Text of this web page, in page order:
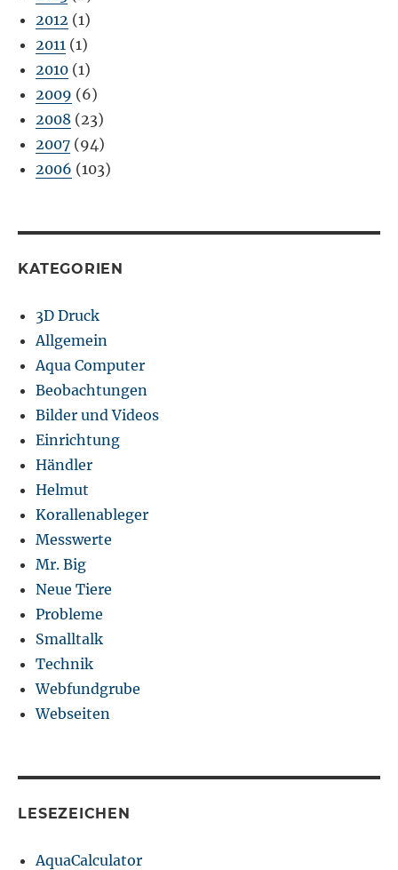
2012 (1)
2011 (1)
2010 (1)
2009 (6)
2008 (23)
2007 (94)
2006 (103)
KATEGORIEN
3D Druck
Allgemein
Aqua Computer
Beobachtungen
Bilder und Videos
Einrichtung
Händler
Helmut
Korallenableger
Messwerte
Mr. Big
Neue Tiere
Probleme
Smalltalk
Technik
Webfundgrube
Webseiten
LESEZEICHEN
AquaCalculator